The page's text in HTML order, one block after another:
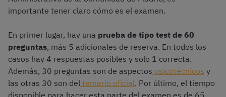
importante tener claro cómo es el examen.
En primer lugar, hay una prueba de tipo test de 60
preguntas, más 5 adicionales de reserva. En todos los
casos hay 4 respuestas posibles y solo 1 correcta.
Además, 30 preguntas son de aspectos psicotécnicos y
las otras 30 son del temario oficial. Por último, el tiempo